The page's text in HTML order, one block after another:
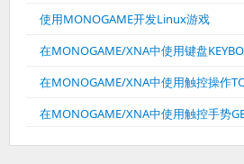
使用MONOGAME开发Linux游戏
在MONOGAME/XNA中使用键盘
在MONOGAME/XNA中使用触控操作
在MONOGAME/XNA中使用触控手势